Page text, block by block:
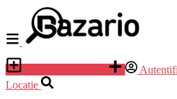
Locatie